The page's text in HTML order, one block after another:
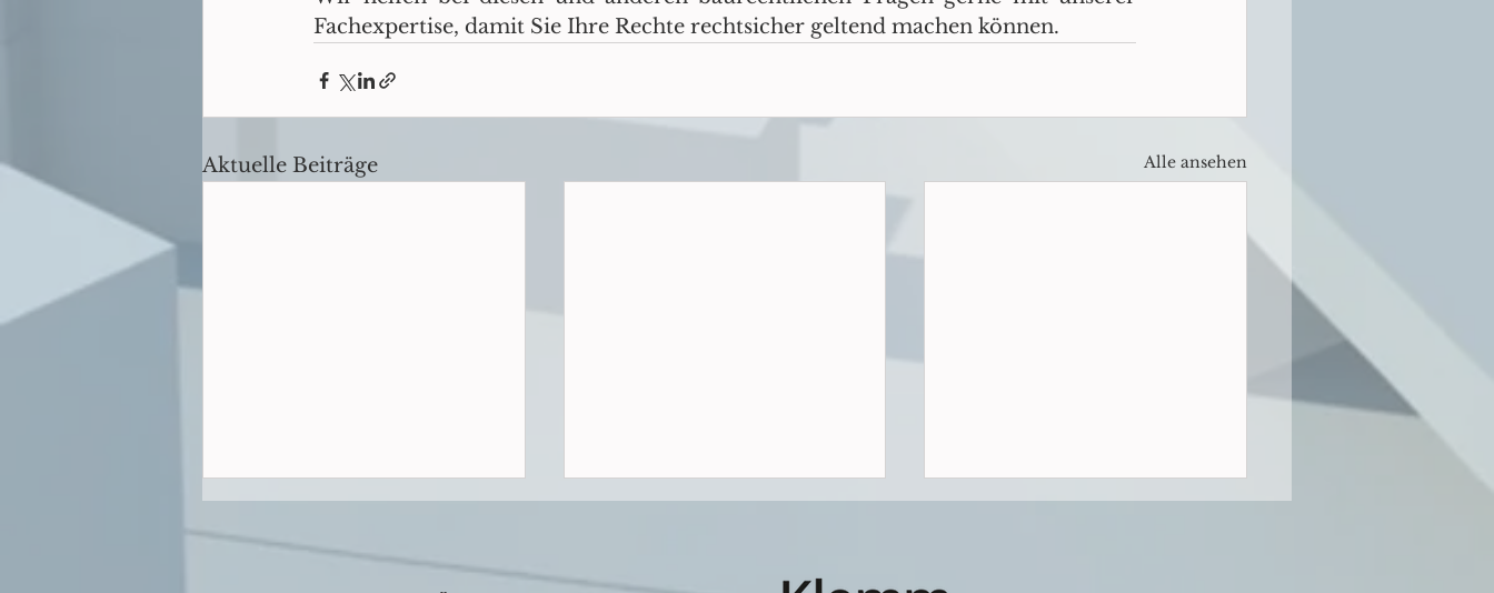
Fachexpertise, damit Sie Ihre Rechte rechtsicher geltend machen können.
Aktuelle Beiträge Alle ansehen
Hamburg stärkt Anliegerrechte
Mit dem 01.01.2026 ist die